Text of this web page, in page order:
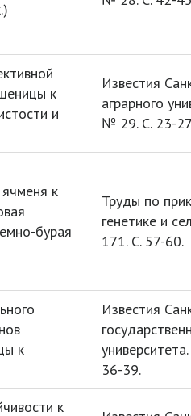
к
и
Известия
аграрного
№ 29. С. 23-
к
бурая
Труды по
генетике и
171. С. 57-60.
к
Известия
36-39.
к